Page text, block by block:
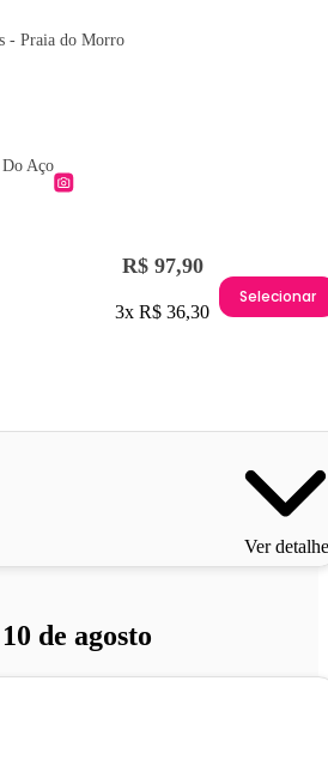
- Praia do Morro
Do Aço
R$ 97,90
3x R$ 36,30
Selecionar
Ver
de agosto